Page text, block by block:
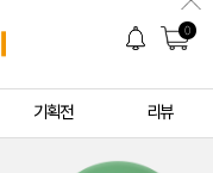
0
기획전 리뷰